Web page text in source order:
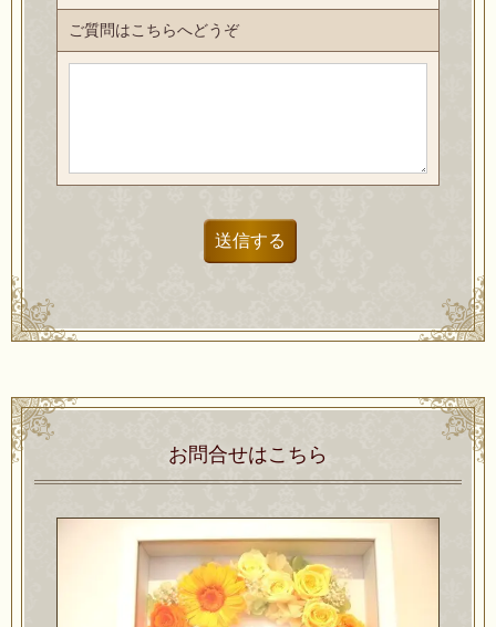
ご質問はこちらへどうぞ
お問合せはこちら